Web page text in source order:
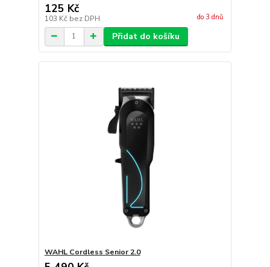
125 Kč
103 Kč bez DPH do 3 dnů
Přidat do košíku
WAHL Cordless Senior 2.0